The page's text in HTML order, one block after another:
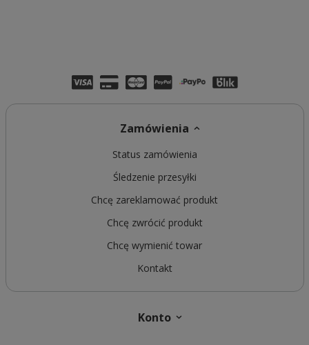
Zamówienia
Status zamówienia
Śledzenie przesyłki
Chcę zareklamować produkt
Chcę zwrócić produkt
Chcę wymienić towar
Kontakt
Konto